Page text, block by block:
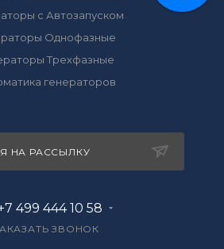
с Автозапуском
Однофазные
Трехфазные
генераторов
НА РАССЫЛКУ
499 444 10 58
ЗВОНОК